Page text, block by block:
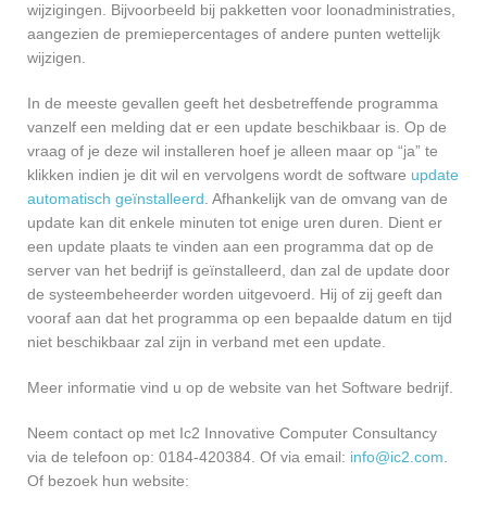
wijzigingen. Bijvoorbeeld bij pakketten voor loonadministraties,
aangezien de premiepercentages of andere punten wettelijk
wijzigen.
In de meeste gevallen geeft het desbetreffende programma
vanzelf een melding dat er een update beschikbaar is. Op de
vraag of je deze wil installeren hoef je alleen maar op “ja” te
klikken indien je dit wil en vervolgens wordt de software update
automatisch geïnstalleerd. Afhankelijk van de omvang van de
update kan dit enkele minuten tot enige uren duren. Dient er
een update plaats te vinden aan een programma dat op de
server van het bedrijf is geïnstalleerd, dan zal de update door
de systeembeheerder worden uitgevoerd. Hij of zij geeft dan
vooraf aan dat het programma op een bepaalde datum en tijd
niet beschikbaar zal zijn in verband met een update.
Meer informatie vind u op de website van het Software bedrijf.
Neem contact op met Ic2 Innovative Computer Consultancy
via de telefoon op: 0184-420384. Of via email: info@ic2.com.
Of bezoek hun website: